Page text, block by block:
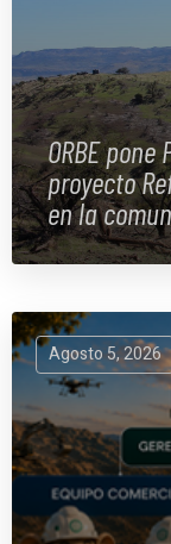
ORBE
proyecto
en la
Agosto 5, 2026